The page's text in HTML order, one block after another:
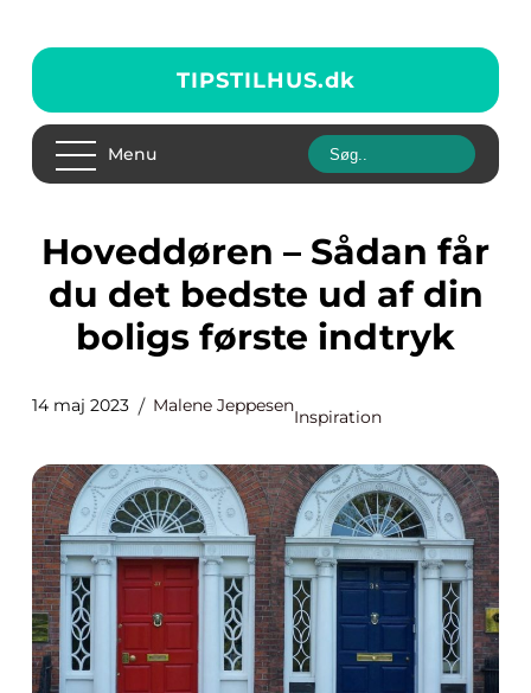
TIPSTILHUS.dk
Menu
Hoveddøren – Sådan får
du det bedste ud af din
boligs første indtryk
14 maj 2023 Malene Jeppesen
Inspiration